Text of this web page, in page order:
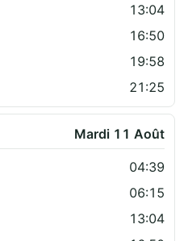
13:04
16:50
19:58
21:25
Mardi 11 Août
04:39
06:15
13:04